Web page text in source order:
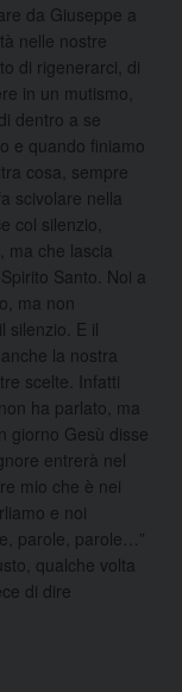
da Giuseppe a
nelle nostre
di rigenerarci, di
in un mutismo,
dentro a se
e quando finiamo
cosa, sempre
scivolare nella
col silenzio,
ma che lascia
Santo. Noi a
ma non
silenzio. E il
la nostra
scelte. Infatti
non ha parlato, ma
giorno Gesù disse
entrerà nel
mio che è nei
e noi
parole, parole…”
qualche volta
di dire